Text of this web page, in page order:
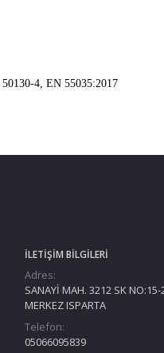
4, EN 55035:2017
İLETIŞIM BILGILERI
Adres:
SANAYİ MAH. 3212 SK NO:15-
MERKEZ ISPARTA
Telefon:
05066095839